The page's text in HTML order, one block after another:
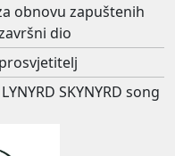
obnovu zapuštenih
dio
SKYNYRD song